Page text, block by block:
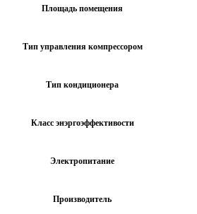
Площадь помещения
Тип управления компрессором
Тип кондиционера
Класс энэргоэффективости
Электропитание
Производитель